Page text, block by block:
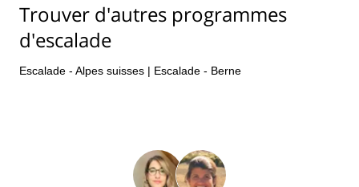
Trouver d'autres programmes
d'escalade
Escalade - Alpes suisses | Escalade - Berne